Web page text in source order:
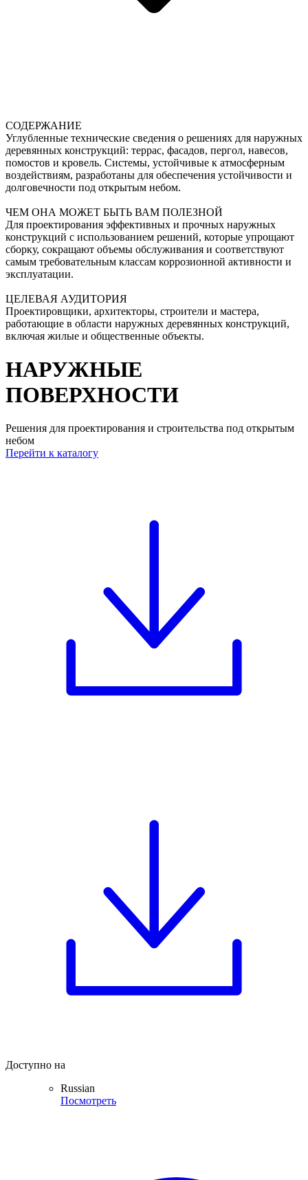
СОДЕРЖАНИЕ
Углубленные технические сведения о решениях для наружных
деревянных конструкций: террас, фасадов, пергол, навесов,
помостов и кровель. Системы, устойчивые к атмосферным
воздействиям, разработаны для обеспечения устойчивости и
долговечности под открытым небом.
ЧЕМ ОНА МОЖЕТ БЫТЬ ВАМ ПОЛЕЗНОЙ
Для проектирования эффективных и прочных наружных
конструкций с использованием решений, которые упрощают
сборку, сокращают объемы обслуживания и соответствуют
самым требовательным классам коррозионной активности и
эксплуатации.
ЦЕЛЕВАЯ АУДИТОРИЯ
Проектировщики, архитекторы, строители и мастера,
работающие в области наружных деревянных конструкций,
включая жилые и общественные объекты.
НАРУЖНЫЕ
ПОВЕРХНОСТИ
Решения для проектирования и строительства под открытым
небом
Перейти к каталогу
Доступно на
Russian
Посмотреть